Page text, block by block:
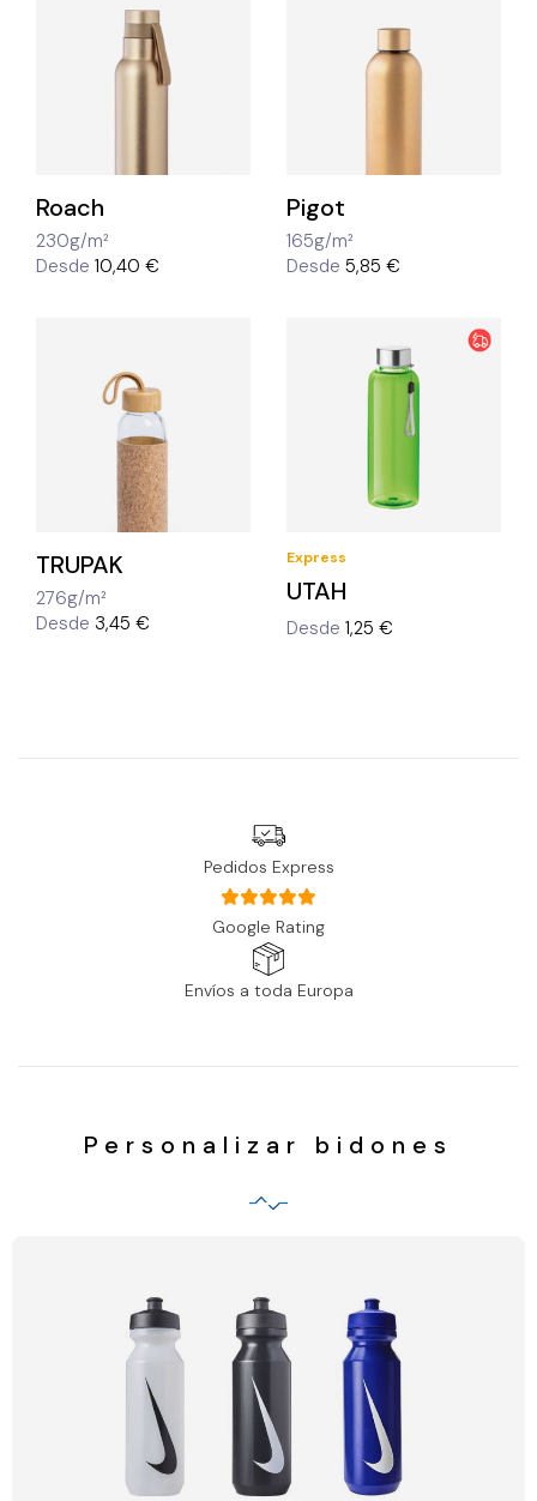
Roach
230g/m²
Desde 10,40 €
Pigot
165g/m²
Desde 5,85 €
TRUPAK
276g/m²
Desde 3,45 €
Express
UTAH
Desde 1,25 €
Pedidos Express
Google Rating
Envíos a toda Europa
Personalizar bidones